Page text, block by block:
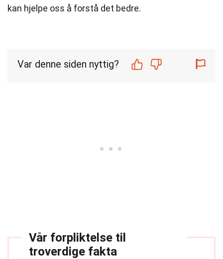
kan hjelpe oss å forstå det bedre.
Var denne siden nyttig?
Vår forpliktelse til
troverdige fakta